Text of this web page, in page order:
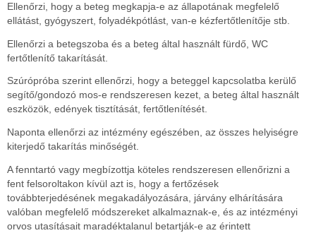
Ellenőrzi, hogy a beteg megkapja-e az állapotának megfelelő
ellátást, gyógyszert, folyadékpótlást, van-e kézfertőtlenítője stb.
Ellenőrzi a betegszoba és a beteg által használt fürdő, WC
fertőtlenítő takarítását.
Szúrópróba szerint ellenőrzi, hogy a beteggel kapcsolatba kerülő
segítő/gondozó mos-e rendszeresen kezet, a beteg által használt
eszközök, edények tisztítását, fertőtlenítését.
Naponta ellenőrzi az intézmény egészében, az összes helyiségre
kiterjedő takarítás minőségét.
A fenntartó vagy megbízottja köteles rendszeresen ellenőrizni a
fent felsoroltakon kívül azt is, hogy a fertőzések
továbbterjedésének megakadályozására, járvány elhárítására
valóban megfelelő módszereket alkalmaznak-e, és az intézményi
orvos utasításait maradéktalanul betartják-e az érintett